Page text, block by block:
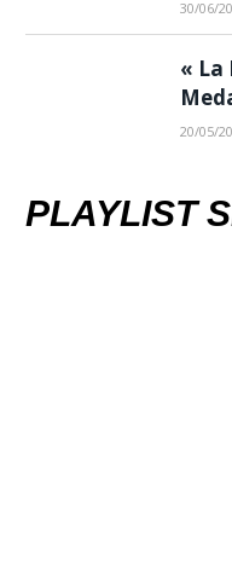
30/06/
« La
20/05/
PLAYLIST